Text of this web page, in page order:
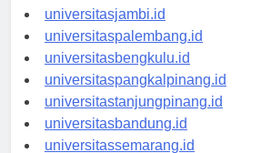
universitaspekanbaru.id
universitasjambi.id
universitaspalembang.id
universitasbengkulu.id
universitaspangkalpinang.id
universitastanjungpinang.id
universitasbandung.id